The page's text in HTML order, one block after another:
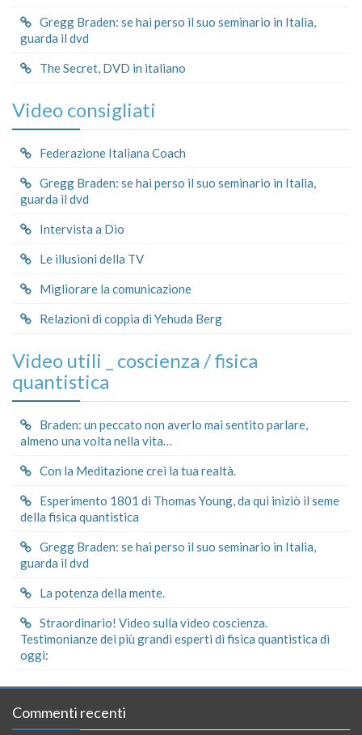
Gregg Braden: se hai perso il suo seminario in Italia,
guarda il dvd
The Secret, DVD in italiano
Video consigliati
Federazione Italiana Coach
Gregg Braden: se hai perso il suo seminario in Italia,
guarda il dvd
Intervista a Dio
Le illusioni della TV
Migliorare la comunicazione
Relazioni di coppia di Yehuda Berg
Video utili _ coscienza / fisica
quantistica
Braden: un peccato non averlo mai sentito parlare,
almeno una volta nella vita…
Con la Meditazione crei la tua realtà.
Esperimento 1801 di Thomas Young, da qui iniziò il seme
della fisica quantistica
Gregg Braden: se hai perso il suo seminario in Italia,
guarda il dvd
La potenza della mente.
Straordinario! Video sulla video coscienza.
Testimonianze dei più grandi esperti di fisica quantistica di
oggi:
Commenti recenti